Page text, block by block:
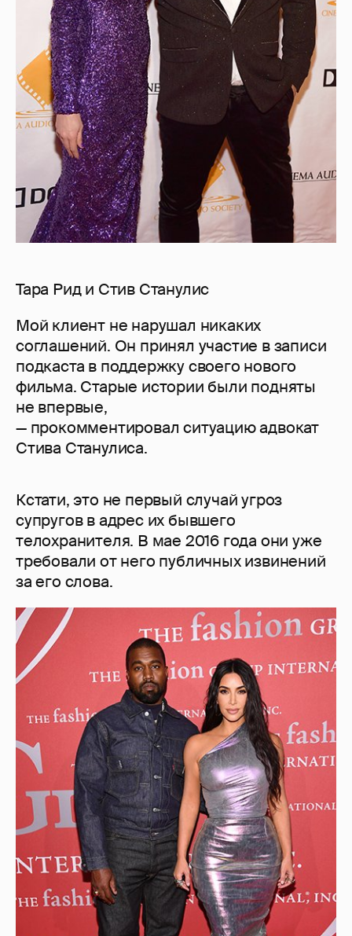
Тара Рид и Стив Станулис
Мой клиент не нарушал никаких
соглашений. Он принял участие в записи
подкаста в поддержку своего нового
фильма. Старые истории были подняты
не впервые,
— прокомментировал ситуацию адвокат
Стива Станулиса.
Кстати, это не первый случай угроз
супругов в адрес их бывшего
телохранителя. В мае 2016 года они уже
требовали от него публичных извинений
за его слова.